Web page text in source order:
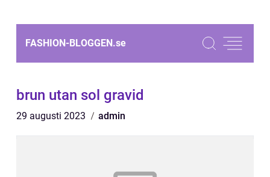
FASHION-BLOGGEN.se
brun utan sol gravid
29 augusti 2023 admin